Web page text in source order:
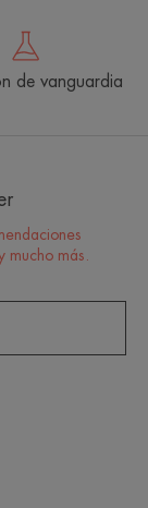
de vanguardia
más.